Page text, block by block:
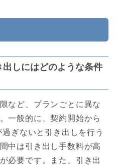
しにはどのような条件
など、プランごとに異な
一般的に、契約開始から
ぎないと引き出しを行う
中は引き出し手数料が高
必要です。また、引き出